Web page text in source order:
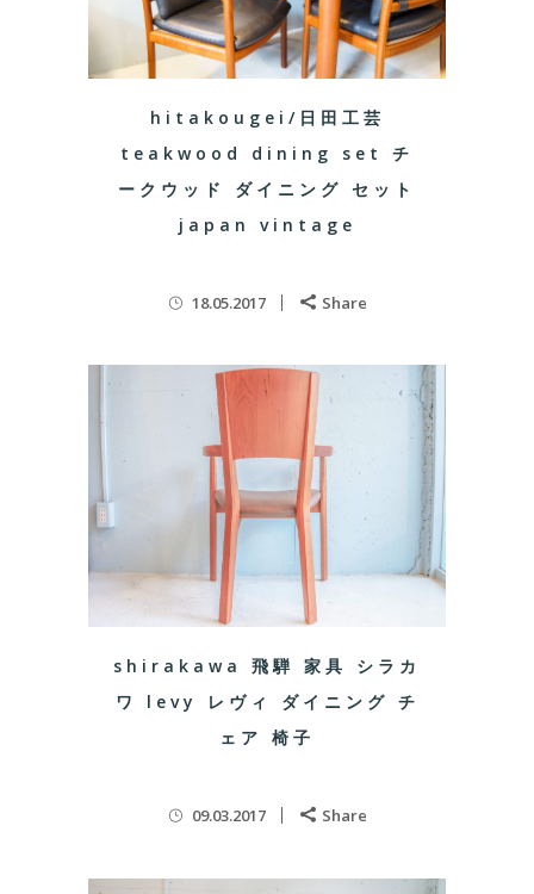
hitakougei/日田工芸
teakwood dining set チ
ークウッド ダイニング セット
japan vintage
18.05.2017 Share
shirakawa 飛騨 家具 シラカ
ワ levy レヴィ ダイニング チ
ェア 椅子
09.03.2017 Share